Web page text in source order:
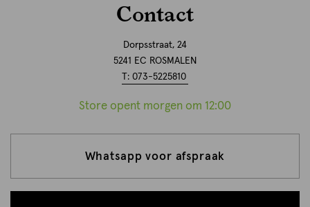
Contact
Dorpsstraat, 24
5241 EC ROSMALEN
T: 073-5225810
Store opent morgen om 12:00
Whatsapp voor afspraak